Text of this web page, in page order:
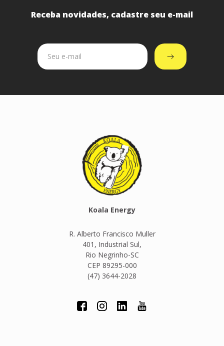
Receba novidades, cadastre seu e-mail
Koala Energy
R. Alberto Francisco Muller
401, Industrial Sul,
Rio Negrinho-SC
CEP 89295-000
(47) 3644-2028